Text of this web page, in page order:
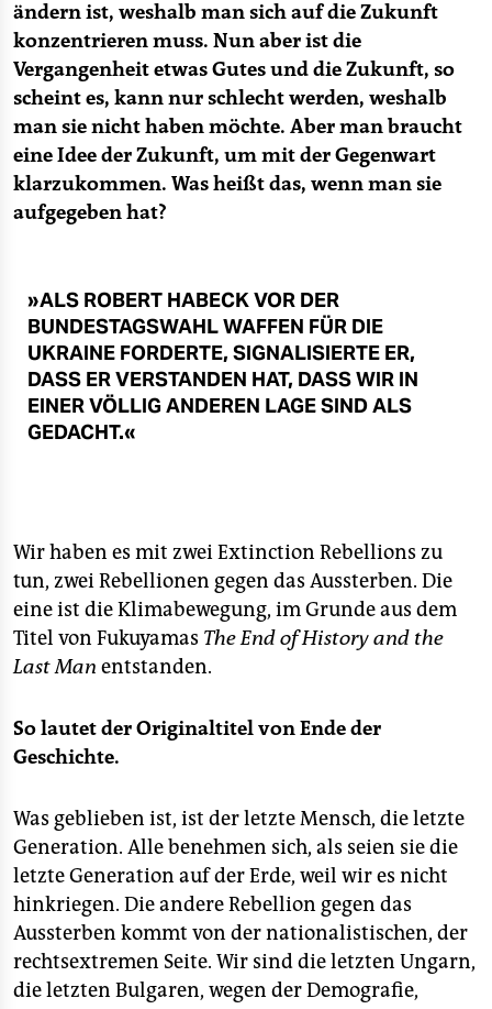
ändern ist, weshalb man sich auf die Zukunft
konzentrieren muss. Nun aber ist die
Vergangenheit etwas Gutes und die Zukunft, so
scheint es, kann nur schlecht werden, weshalb
man sie nicht haben möchte. Aber man braucht
eine Idee der Zukunft, um mit der Gegenwart
klarzukommen. Was heißt das, wenn man sie
aufgegeben hat?
»ALS ROBERT HABECK VOR DER
BUNDESTAGSWAHL WAFFEN FÜR DIE
UKRAINE FORDERTE, SIGNALISIERTE ER,
DASS ER VERSTANDEN HAT, DASS WIR IN
EINER VÖLLIG ANDEREN LAGE SIND ALS
GEDACHT.«
Wir haben es mit zwei Extinction Rebellions zu
tun, zwei Rebellionen gegen das Aussterben. Die
eine ist die Klimabewegung, im Grunde aus dem
Titel von Fukuyamas The End of History and the
Last Man entstanden.
So lautet der Originaltitel vonEnde der
Geschichte.
Was geblieben ist, ist der letzte Mensch, die letzte
Generation. Alle benehmen sich, als seien sie die
letzte Generation auf der Erde, weil wir es nicht
hinkriegen. Die andere Rebellion gegen das
Aussterben kommt von der nationalistischen, der
rechtsextremen Seite. Wir sind die letzten Ungarn,
die letzten Bulgaren, wegen der Demografie,